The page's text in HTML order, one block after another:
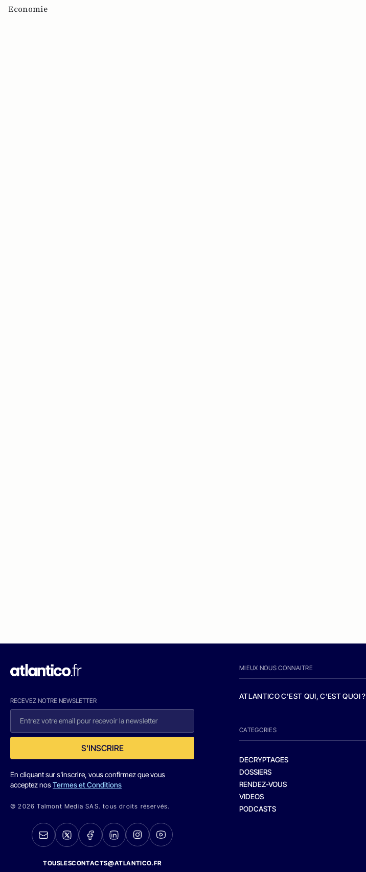
Economie
RECEVEZ NOTRE NEWSLETTER
S'INSCRIRE
En cliquant sur s'inscrire, vous confirmez que vous
acceptez nosTermes et Conditions
© 2026 Talmont Media SAS. tous droits réservés.
TOUSLESCONTACTS@ATLANTICO.FR
MIEUX NOUS CONNAITRE
ATLANTICO C'EST QUI, C'EST QUOI ?
CATEGORIES
DECRYPTAGES
DOSSIERS
RENDEZ-VOUS
VIDEOS
PODCASTS